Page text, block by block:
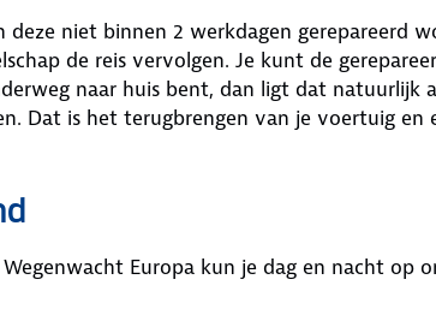
deze niet binnen 2 werkdagen gerepareerd
de reis vervolgen. Je kunt de
naar huis bent, dan ligt dat natuurlijk
Dat is het terugbrengen van je voertuig en
Europa kun je dag en nacht op